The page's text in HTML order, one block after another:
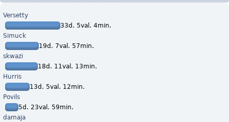
Versetty
33d. 5val. 4min.
Simuck
19d. 7val. 57min.
skwazi
18d. 11val. 13min.
Hurris
13d. 5val. 12min.
Povils
5d. 23val. 59min.
damaja